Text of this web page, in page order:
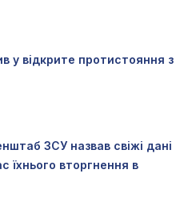
у відкрите протистояння з
ЗСУ назвав свіжі дані
їхнього вторгнення в